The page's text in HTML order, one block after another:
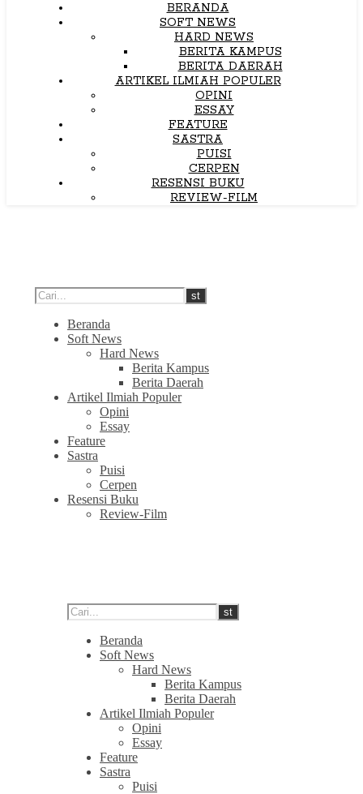
BERANDA
SOFT NEWS
HARD NEWS
BERITA KAMPUS
BERITA DAERAH
ARTIKEL ILMIAH POPULER
OPINI
ESSAY
FEATURE
SASTRA
PUISI
CERPEN
RESENSI BUKU
REVIEW-FILM
Beranda
Soft News
Hard News
Berita Kampus
Berita Daerah
Artikel Ilmiah Populer
Opini
Essay
Feature
Sastra
Puisi
Cerpen
Resensi Buku
Review-Film
Beranda
Soft News
Hard News
Berita Kampus
Berita Daerah
Artikel Ilmiah Populer
Opini
Essay
Feature
Sastra
Puisi